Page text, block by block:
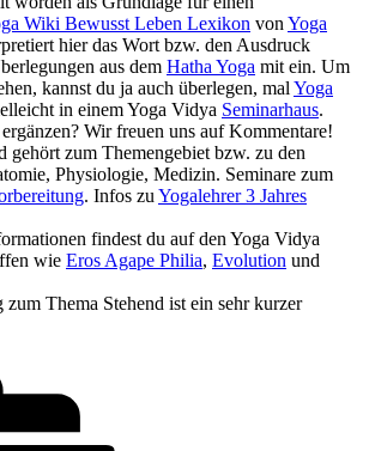
Wiki Bewusst Leben Lexikon von Yoga
hier das Wort bzw. den Ausdruck
Überlegungen aus dem Hatha Yoga mit ein. Um
kannst du ja auch überlegen, mal Yoga
in einem Yoga Vidya Seminarhaus.
Wir freuen uns auf Kommentare!
Physiologie, Medizin. Seminare zum
. Infos zu Yogalehrer 3 Jahres
findest du auf den Yoga Vidya
wie Eros Agape Philia, Evolution und
Stehend‏‎ ist ein sehr kurzer